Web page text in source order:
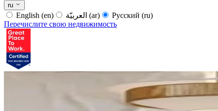
ru
English (en) (ar) Русский (ru)
Перечислите свою недвижимость